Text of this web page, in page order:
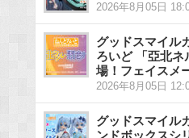
2026年8月05日
グッドスマイル
ろいど 「亞北ネ
場！フェイスメ
2026年8月05日
グッドスマイル
ンドボックスシ